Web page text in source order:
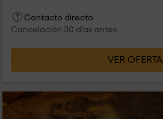
Contacto directo
Cancelación 30 días antes
VER OFERTA